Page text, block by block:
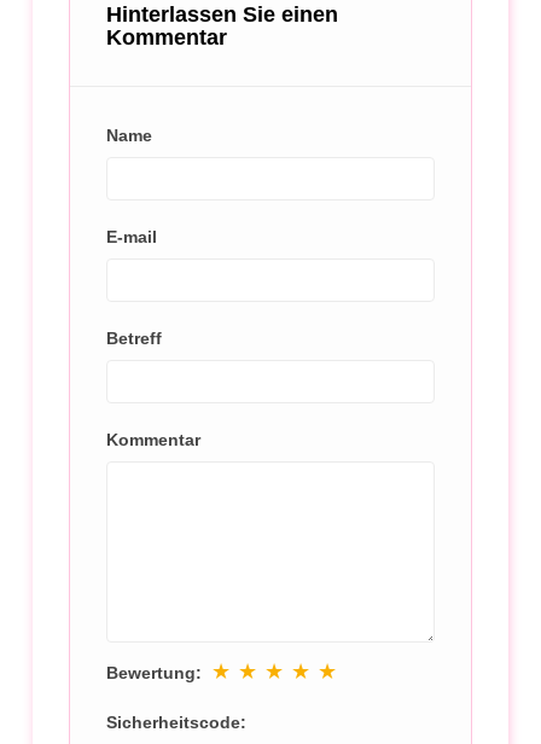
Hinterlassen Sie einen
Kommentar
Name
E-mail
Betreff
Kommentar
Bewertung: ★ ★ ★ ★ ★
Sicherheitscode: